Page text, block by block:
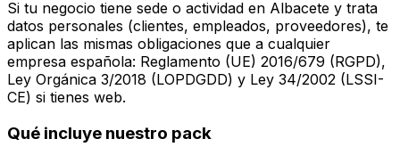
Si tu negocio tiene sede o actividad en Albacete y trata
datos personales (clientes, empleados, proveedores), te
aplican las mismas obligaciones que a cualquier
empresa española: Reglamento (UE) 2016/679 (RGPD),
Ley Orgánica 3/2018 (LOPDGDD) y Ley 34/2002 (LSSI-
CE) si tienes web.
Qué incluye nuestro pack